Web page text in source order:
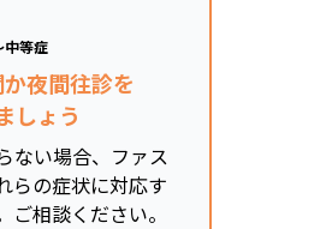
中等症
夜間往診を
しょう
ない場合、ファス
らの症状に対応す
相談ください。